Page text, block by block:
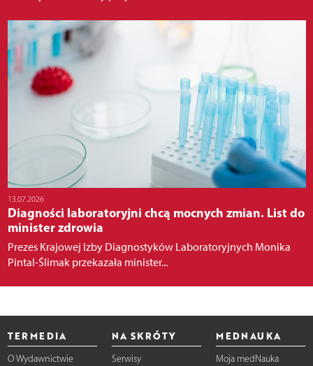
13.07.2026
Diagności laboratoryjni chcą mocnych zmian. List do
minister zdrowia
Prezes Krajowej Izby Diagnostyków Laboratoryjnych Monika
Pintal-Ślimak przekazała minister...
TERMEDIA
O Wydawnictwie
NA SKRÓTY
Serwisy
MEDNAUKA
Moja medNauka